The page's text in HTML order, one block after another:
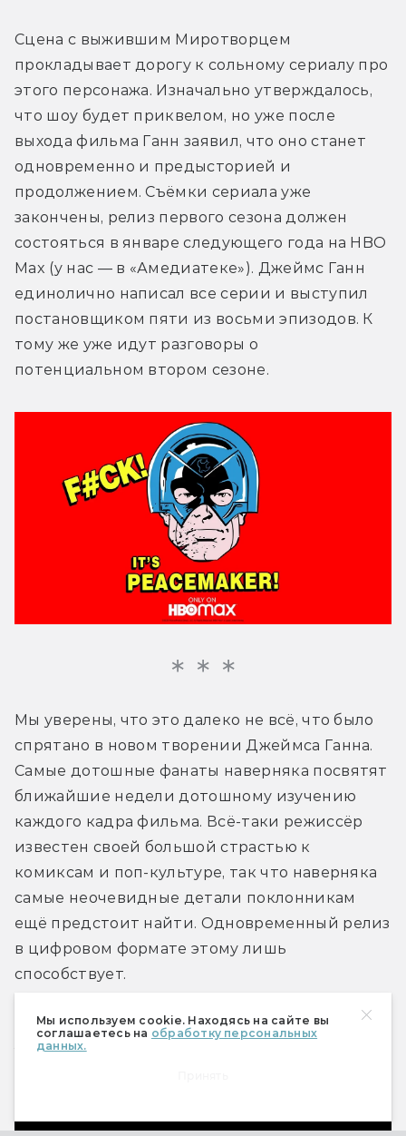
Мы используем cookie. Находясь на сайте вы
соглашаетесь на обработку персональных
данных.
Сцена с выжившим Миротворцем
прокладывает дорогу к сольному сериалу про
этого персонажа. Изначально утверждалось,
что шоу будет приквелом, но уже после
выхода фильма Ганн заявил, что оно станет
одновременно и предысторией и
продолжением. Съёмки сериала уже
закончены, релиз первого сезона должен
состояться в январе следующего года на HBO
Max (у нас — в «Амедиатеке»). Джеймс Ганн
единолично написал все серии и выступил
постановщиком пяти из восьми эпизодов. К
тому же уже идут разговоры о
потенциальном втором сезоне.
Мы уверены, что это далеко не всё, что было
спрятано в новом творении Джеймса Ганна.
Самые дотошные фанаты наверняка посвятят
ближайшие недели дотошному изучению
каждого кадра фильма. Всё-таки режиссёр
известен своей большой страстью к
комиксам и поп-культуре, так что наверняка
самые неочевидные детали поклонникам
ещё предстоит найти. Одновременный релиз
в цифровом формате этому лишь
способствует.
Если вы нашли опечатку, пожалуйста, выделите фрагмент
текста и нажмите Ctrl+Enter.